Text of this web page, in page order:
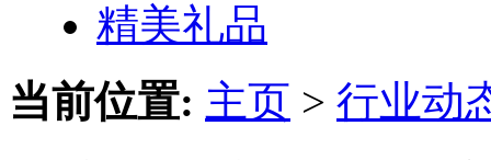
精美礼品
当前位置: 主页 > 行业动